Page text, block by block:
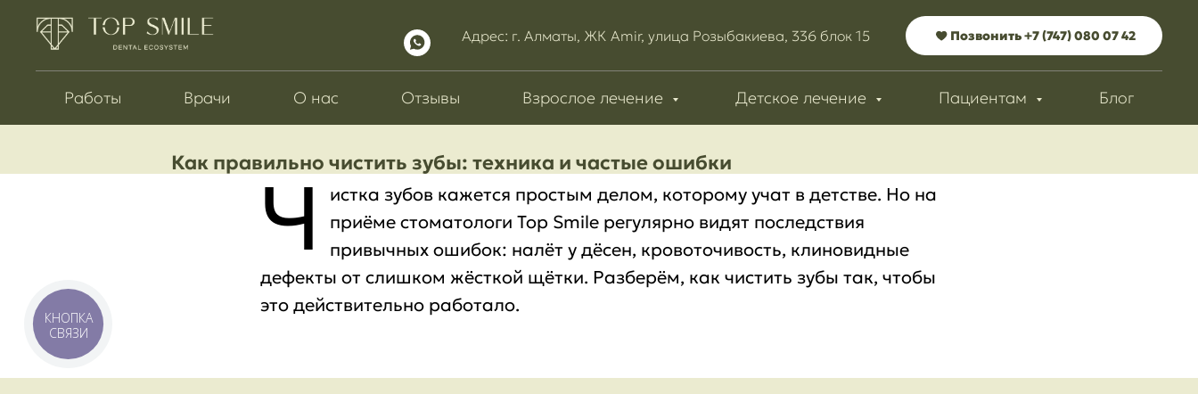
Адрес: г. Алматы, ЖК Amir, улица Розыбакиева, 336 блок 15 Позвонить +7 (747) 080 07 42
Работы Врачи О нас Отзывы Взрослое лечение Детское лечение Пациентам Блог
Как правильно чистить зубы: техника и частые ошибки
Ч
истка зубов кажется простым делом, которому учат в детстве. Но на
приёме стоматологи Top Smile регулярно видят последствия
привычных ошибок: налёт у дёсен, кровоточивость, клиновидные
дефекты от слишком жёсткой щётки. Разберём, как чистить зубы так, чтобы
это действительно работало.
КНОПКА
СВЯЗИ